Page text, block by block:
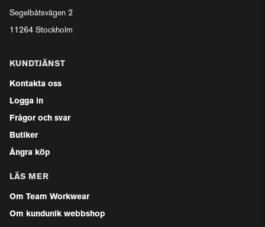
Segelbåtsvägen 2
11264 Stockholm
KUNDTJÄNST
Kontakta oss
Logga in
Frågor och svar
Butiker
Ångra köp
LÄS MER
Om Team Workwear
Om kundunik webbshop